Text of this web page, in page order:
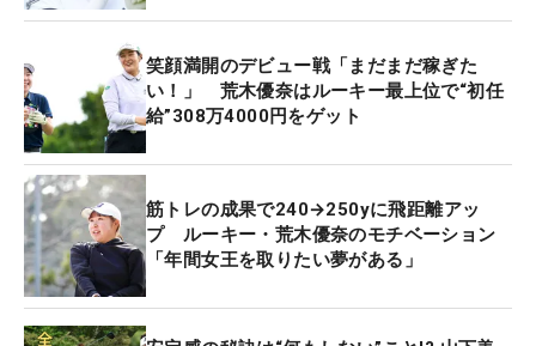
笑顔満開のデビュー戦「まだまだ稼ぎた
い！」 荒木優奈はルーキー最上位で“初任
給”308万4000円をゲット
筋トレの成果で240→250yに飛距離アッ
プ ルーキー・荒木優奈のモチベーション
「年間女王を取りたい夢がある」